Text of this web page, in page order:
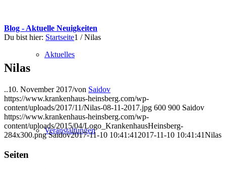
Aktuelles
Veranstaltungen
Blog - Aktuelle Neuigkeiten
Du bist hier: Startseite1 / Nilas
Nilas
..10. November 2017/von Saidov
https://www.krankenhaus-heinsberg.com/wp-
content/uploads/2017/11/Nilas-08-11-2017.jpg 600 900 Saidov
https://www.krankenhaus-heinsberg.com/wp-
content/uploads/2015/04/Logo_KrankenhausHeinsberg-
284x300.png Saidov2017-11-10 10:41:41 2017-11-10 10:41:41Nilas
Seiten